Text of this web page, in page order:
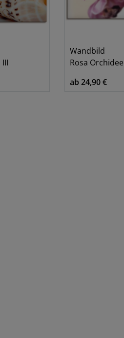
Wandbild
Rosa Orchidee
ab 24,90 €